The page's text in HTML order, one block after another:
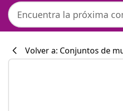
Volver a: Conjuntos de